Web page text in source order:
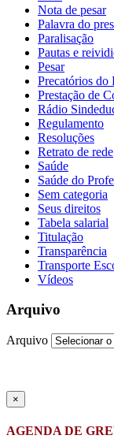
Nota de pesar
Palavra do
Paralisação
Pautas e
Pesar
Precatórios do
Prestação de
Rádio
Regulamento
Resoluções
Retrato de rede
Saúde
Saúde do
Sem categoria
Seus direitos
Tabela salarial
Titulação
Transparência
Transporte
Vídeos
Arquivo
Arquivo
×
AGENDA DE